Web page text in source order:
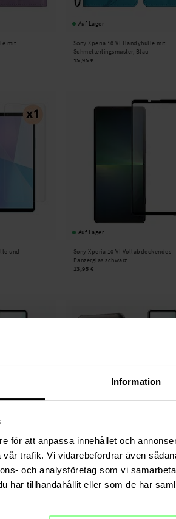
Information
för att anpassa innehållet och
trafik. Vi vidarebefordrar även
och analysföretag som vi
har tillhandahållit eller som de har
mit
Auf Lager
Sony Xperia 10 VI Handyhülle mit
Schmetterlingsmuster, Blau
15,95 €
und
Auf Lager
Sony Xperia 10 VI Vollabdeckendes
Panzerglas schwarz
13,95 €
Xperia 10 VI
Auf Lager
tectTech -Card Slots Case Sony
Schwarz
13,95 €